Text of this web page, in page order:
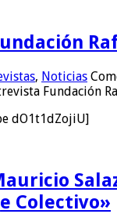
, Noticias
Fundación
dO1t1dZojiU]
Colectivo»